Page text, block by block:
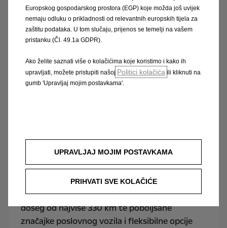
Vivaro-e
Najučinkovitiji i najsvestraniji kombi u branši,
sada u potpuno električnoj izvedbi, omogućuje
vožnju bez štetnih emisija, uz opcije baterija za
doseg od najviše 330 km te poboljšane
značajke poslovnog vozila i fleksibilne opcije
Europskog gospodarskog prostora (EGP) koje možda još uvijek
nemaju odluku o prikladnosti od relevantnih europskih tijela za
zaštitu podataka. U tom slučaju, prijenos se temelji na vašem
pristanku (Čl. 49.1a GDPR).
Ako želite saznati više o kolačićima koje koristimo i kako ih
upravljati, možete pristupiti našoj Politici kolačića ili kliknuti na
gumb 'Upravljaj mojim postavkama'.
UPRAVLJAJ MOJIM POSTAVKAMA
PRIHVATI SVE KOLAČIĆE